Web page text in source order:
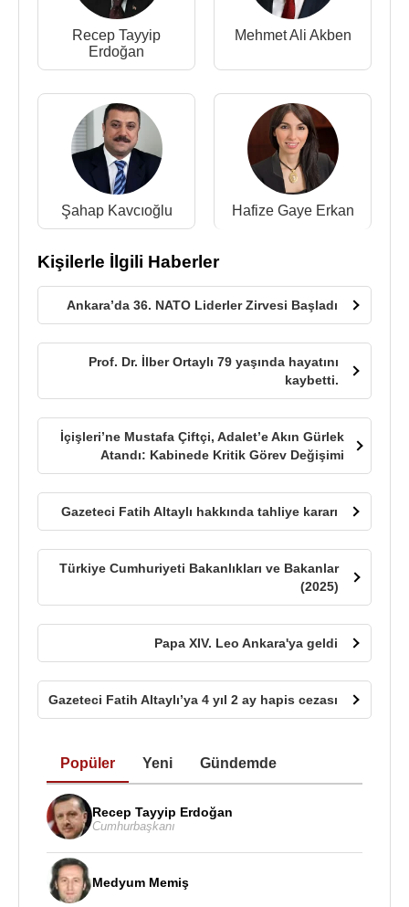
Recep Tayyip
Erdoğan
Mehmet Ali Akben
Şahap Kavcıoğlu Hafize Gaye Erkan
Kişilerle İlgili Haberler
Ankara’da 36. NATO Liderler Zirvesi Başladı
Prof. Dr. İlber Ortaylı 79 yaşında hayatını
kaybetti.
İçişleri’ne Mustafa Çiftçi, Adalet’e Akın Gürlek
Atandı: Kabinede Kritik Görev Değişimi
Gazeteci Fatih Altaylı hakkında tahliye kararı
Türkiye Cumhuriyeti Bakanlıkları ve Bakanlar
(2025)
Papa XIV. Leo Ankara'ya geldi
Gazeteci Fatih Altaylı’ya 4 yıl 2 ay hapis cezası
Popüler Yeni Gündemde
Recep Tayyip Erdoğan
Cumhurbaşkanı
Medyum Memiş